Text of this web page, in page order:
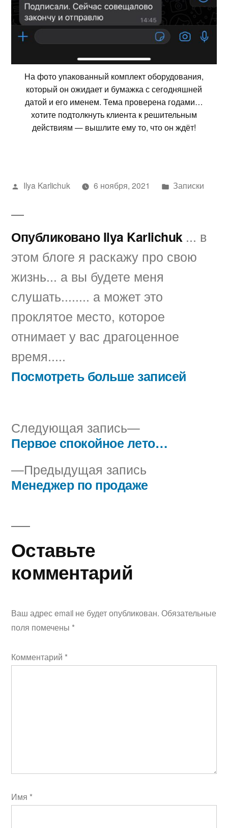
На фото упакованный комплект оборудования,
который он ожидает и бумажка с сегодняшней
датой и его именем. Тема проверена годами…
хотите подтолкнуть клиента к решительным
действиям — вышлите ему то, что он ждёт!
Написано
Ilya Karlichuk 6 ноября, 2021
Написано
Записки
Опубликовано Ilya Karlichuk ... в
этом блоге я раскажу про свою
жизнь... а вы будете меня
слушать........ а может это
проклятое место, которое
отнимает у вас драгоценное
время.....
Посмотреть больше записей
Навигация
по
записям
Предыдущая запись
запись:
Менеджер по продаже
Следующая запись
Следующая
запись:
Первое спокойное лето…
Оставьте
комментарий
Ваш адрес email не будет опубликован. Обязательные
поля помечены *
Комментарий *
Имя *